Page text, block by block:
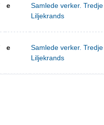
e
Samlede verker.
Liljekrands
e
Samlede verker.
Liljekrands